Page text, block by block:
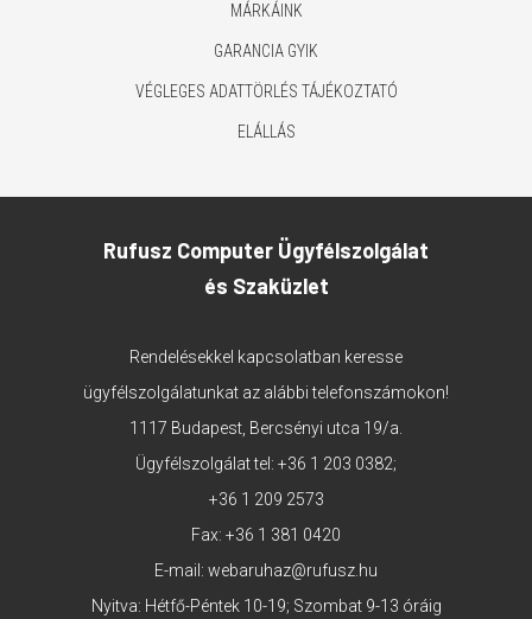
MÁRKÁINK
GARANCIA GYIK
VÉGLEGES ADATTÖRLÉS TÁJÉKOZTATÓ
ELÁLLÁS
Rufusz Computer Ügyfélszolgálat
és Szaküzlet
Rendelésekkel kapcsolatban keresse
ügyfélszolgálatunkat az alábbi telefonszámokon!
1117 Budapest, Bercsényi utca 19/a.
Ügyfélszolgálat tel: +36 1 203 0382;
+36 1 209 2573
Fax: +36 1 381 0420
E-mail: webaruhaz@rufusz.hu
Nyitva: Hétfő-Péntek 10-19; Szombat 9-13 óráig